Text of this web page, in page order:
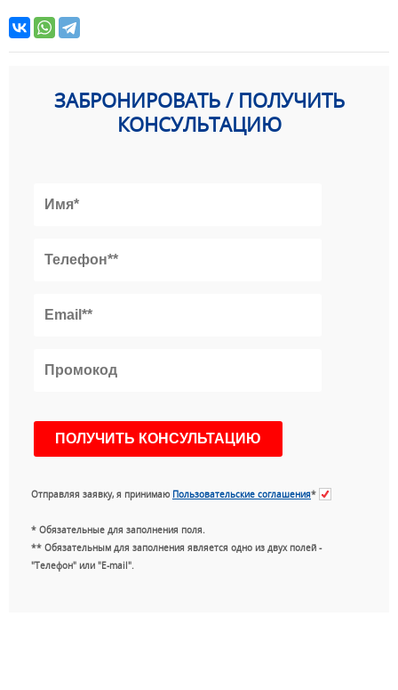
ЗАБРОНИРОВАТЬ / ПОЛУЧИТЬ
КОНСУЛЬТАЦИЮ
Отправляя заявку, я принимаю Пользовательские соглашения*
* Обязательные для заполнения поля.
** Обязательным для заполнения является одно из двух полей -
"Телефон" или "E-mail".